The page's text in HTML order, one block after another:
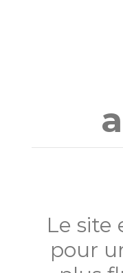
Le site
pour